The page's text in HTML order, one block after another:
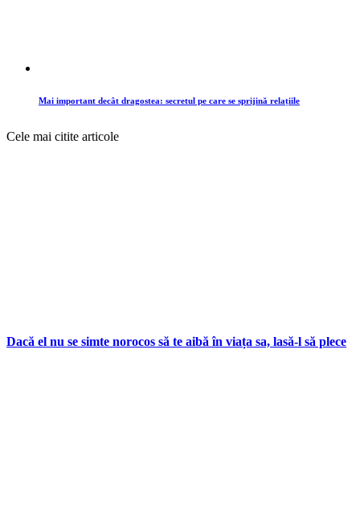
Mai important decât dragostea: secretul pe care se sprijină relațiile
Cele mai citite articole
Dacă el nu se simte norocos să te aibă în viața sa, lasă-l să plece